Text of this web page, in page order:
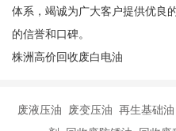
体系，竭诚为广大客户提供优良
的信誉和口碑。
株洲高价回收废白电油
废液压油 废变压油 再生基础